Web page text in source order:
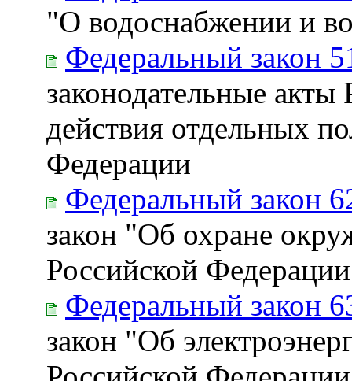
"О водоснабжении и
Федеральный закон
законодательные
действия отдельных
Федерации
Федеральный закон
закон "Об охране
Российской Федерации
Федеральный закон
закон "Об